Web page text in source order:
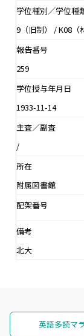
学位種別／学位種
9（旧制） / K08（
報告番号
259
学位授与年月日
1933-11-14
主査／副査
/
所在
附属図書館
配架番号
備考
北大
英語多読マ